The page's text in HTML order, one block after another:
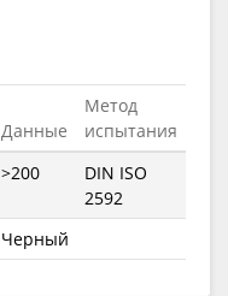
Данные
Метод
испытания
>200
DIN ISO
2592
Черный